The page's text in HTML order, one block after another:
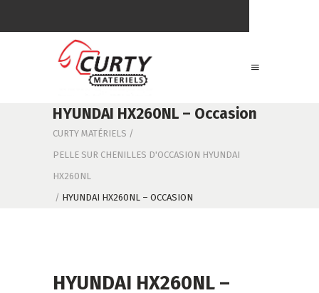
HYUNDAI HX260NL – Occasion
CURTY MATÉRIELS /
PELLE SUR CHENILLES D'OCCASION HYUNDAI
HX260NL
/ HYUNDAI HX260NL – OCCASION
HYUNDAI HX260NL –